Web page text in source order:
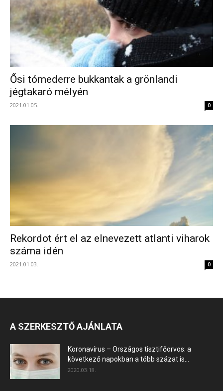
Ősi tómederre bukkantak a grönlandi
jégtakaró mélyén
2021.01.05. 0
Rekordot ért el az elnevezett atlanti viharok
száma idén
2021.01.03. 0
A SZERKESZTŐ AJÁNLATA
Koronavírus – Országos tisztifőorvos: a
következő napokban a több százat is...
2020.03.18.